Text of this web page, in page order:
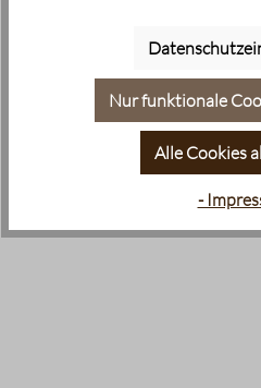
Nur funktionale
Alle Cookies
-